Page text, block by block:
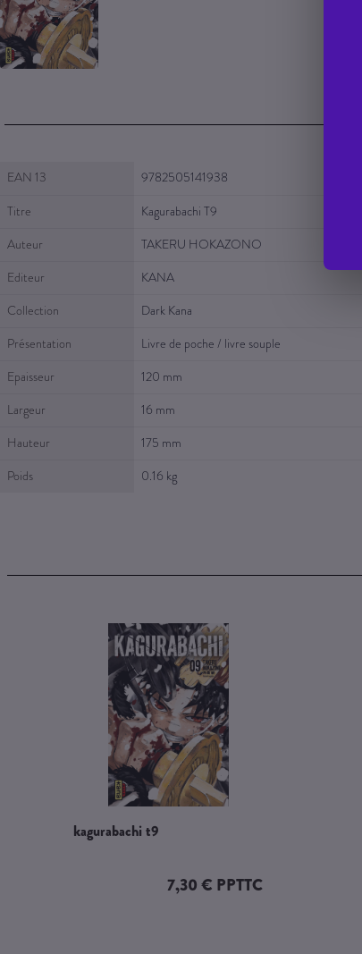
Fiche Technique
EAN 13
9782505141938
Titre
Kagurabachi T9
Auteur
TAKERU HOKAZONO
Editeur
KANA
Collection
Dark Kana
Présentation
Livre de poche / livre souple
Epaisseur
120 mm
Largeur
16 mm
Hauteur
175 mm
Poids
0.16 kg
kagurabachi t9
7,30 € PPTTC